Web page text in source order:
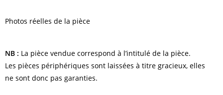
Photos réelles de la pièce
NB : La pièce vendue correspond à l’intitulé de la pièce.
Les pièces périphériques sont laissées à titre gracieux, elles
ne sont donc pas garanties.